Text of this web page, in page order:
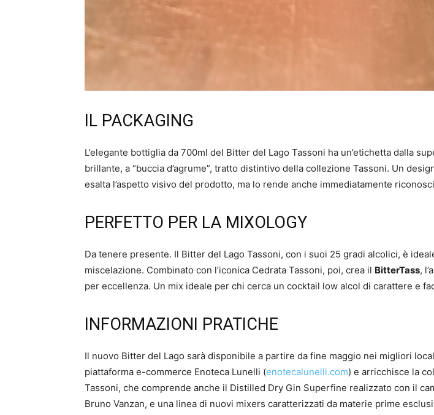
IL PACKAGING
L’elegante bottiglia da 700ml del Bitter del Lago Tassoni ha un’etichetta dalla
brillante, a “buccia d’agrume”, tratto distintivo della collezione Tassoni. Un
esalta l’aspetto visivo del prodotto, ma lo rende anche immediatamente
PERFETTO PER LA MIXOLOGY
Da tenere presente. Il Bitter del Lago Tassoni, con i suoi 25 gradi alcolici, è
miscelazione. Combinato con l’iconica Cedrata Tassoni, poi, crea il BitterTass,
per eccellenza. Un mix ideale per chi cerca un cocktail low alcol di carattere e
INFORMAZIONI PRATICHE
Il nuovo Bitter del Lago sarà disponibile a partire da fine maggio nei migliori
piattaforma e-commerce Enoteca Lunelli (enotecalunelli.com) e arricchisce la
Tassoni, che comprende anche il Distilled Dry Gin Superfine realizzato con il
Bruno Vanzan, e una linea di nuovi mixers caratterizzati da materie prime